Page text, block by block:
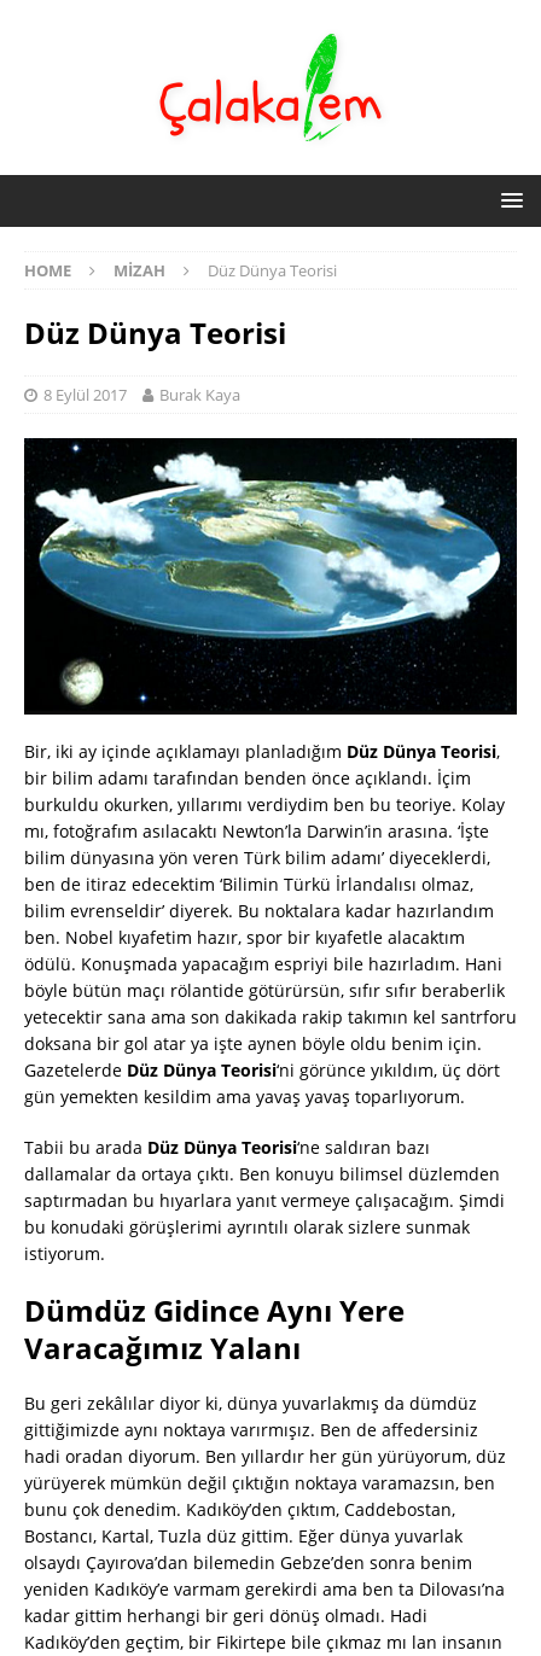
HOME MIZAH Düz Dünya Teorisi
Düz Dünya Teorisi
8 Eylül 2017 Burak Kaya
Bir, iki ay içinde açıklamayı planladığım Düz Dünya Teorisi,
bir bilim adamı tarafından benden önce açıklandı. İçim
burkuldu okurken, yıllarımı verdiydim ben bu teoriye. Kolay
mı, fotoğrafım asılacaktı Newton’la Darwin’in arasına. ‘İşte
bilim dünyasına yön veren Türk bilim adamı’ diyeceklerdi,
ben de itiraz edecektim ‘Bilimin Türkü İrlandalısı olmaz,
bilim evrenseldir’ diyerek. Bu noktalara kadar hazırlandım
ben. Nobel kıyafetim hazır, spor bir kıyafetle alacaktım
ödülü. Konuşmada yapacağım espriyi bile hazırladım. Hani
böyle bütün maçı rölantide götürürsün, sıfır sıfır beraberlik
yetecektir sana ama son dakikada rakip takımın kel santrforu
doksana bir gol atar ya işte aynen böyle oldu benim için.
Gazetelerde Düz Dünya Teorisi‘ni görünce yıkıldım, üç dört
gün yemekten kesildim ama yavaş yavaş toparlıyorum.
Tabii bu arada Düz Dünya Teorisi‘ne saldıran bazı
dallamalar da ortaya çıktı. Ben konuyu bilimsel düzlemden
saptırmadan bu hıyarlara yanıt vermeye çalışacağım. Şimdi
bu konudaki görüşlerimi ayrıntılı olarak sizlere sunmak
istiyorum.
Dümdüz Gidince Aynı Yere
Varacağımız Yalanı
Bu geri zekâlılar diyor ki, dünya yuvarlakmış da dümdüz
gittiğimizde aynı noktaya varırmışız. Ben de affedersiniz
hadi oradan diyorum. Ben yıllardır her gün yürüyorum, düz
yürüyerek mümkün değil çıktığın noktaya varamazsın, ben
bunu çok denedim. Kadıköy’den çıktım, Caddebostan,
Bostancı, Kartal, Tuzla düz gittim. Eğer dünya yuvarlak
olsaydı Çayırova’dan bilemedin Gebze’den sonra benim
yeniden Kadıköy’e varmam gerekirdi ama ben ta Dilovası’na
kadar gittim herhangi bir geri dönüş olmadı. Hadi
Kadıköy’den geçtim, bir Fikirtepe bile çıkmaz mı lan insanın